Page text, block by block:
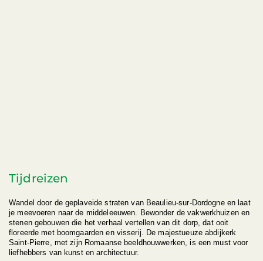
Tijdreizen
Wandel door de geplaveide straten van Beaulieu-sur-Dordogne en laat
je meevoeren naar de middeleeuwen. Bewonder de vakwerkhuizen en
stenen gebouwen die het verhaal vertellen van dit dorp, dat ooit
floreerde met boomgaarden en visserij. De majestueuze abdijkerk
Saint-Pierre, met zijn Romaanse beeldhouwwerken, is een must voor
liefhebbers van kunst en architectuur.